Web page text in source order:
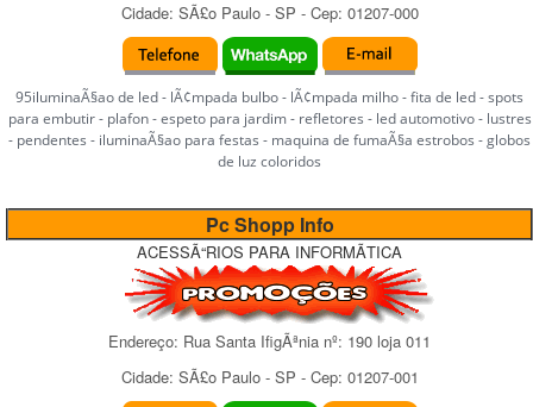
Cidade: SÃ£o Paulo- SP - Cep: 01207-000
95iluminaÃ§ao de led - lÃ¢mpada bulbo - lÃ¢mpada milho - fita de led - spots
para embutir - plafon - espeto para jardim - refletores - led automotivo - lustres
- pendentes - iluminaÃ§ao para festas - maquina de fumaÃ§a estrobos - globos
de luz coloridos
Pc Shopp Info
ACESSÃ“RIOS PARA INFORMÃTICA
Endereço: Rua Santa IfigÃªnia nº: 190 loja 011
Cidade: SÃ£o Paulo- SP - Cep: 01207-001